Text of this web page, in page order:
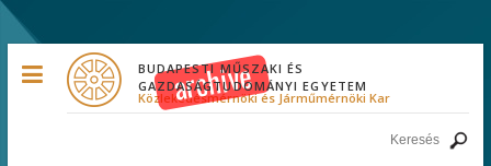
Közlekedésmérnöki és Járműmérnöki Kar
BUDAPESTI MŰSZAKI ÉS
GAZDASÁGTUDOMÁNYI EGYETEM